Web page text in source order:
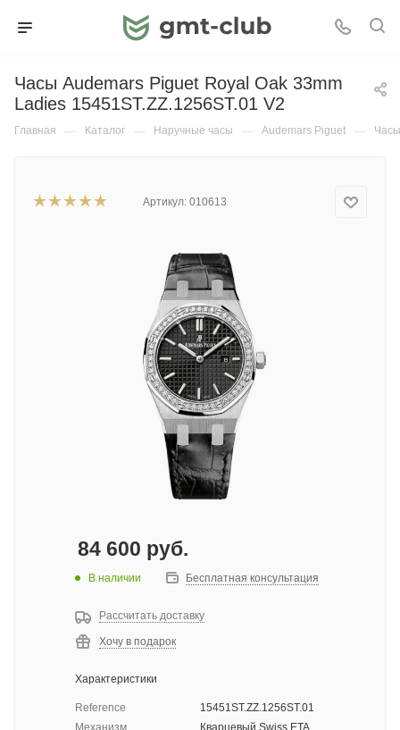
Часы Audemars Piguet Royal Oak 33mm
Ladies 15451ST.ZZ.1256ST.01 V2
Главная — Каталог — Наручные часы — Audemars Piguet —
Артикул: 010613
84 600 руб.
В наличии Бесплатная консультация
Рассчитать доставку
Хочу в подарок
Характеристики
Reference
15451ST.ZZ.1256ST.01
Механизм
Кварцевый Swiss ETA